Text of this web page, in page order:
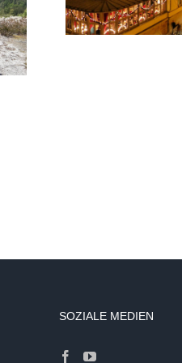
SOZIALE MEDIEN